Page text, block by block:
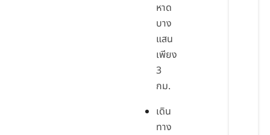
หาด
บาง
แสน
เพียง
3
กม.
เดิน
ทาง